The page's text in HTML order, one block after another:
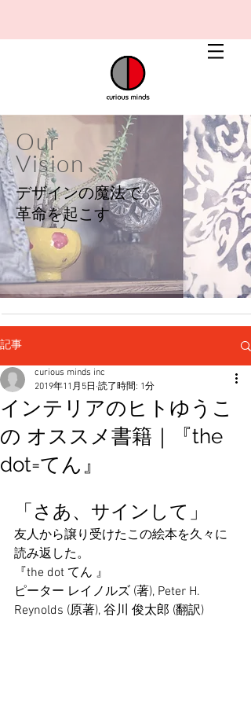
Our
Vision
デザインの魔法で
​革命を起こす
記事
インテリアのヒトゆうこ
の オススメ書籍｜『the
dot=てん』
curious minds inc
2019年11月5日 読了時間: 1分
「さあ、サインして」
友人から譲り受けたこの絵本を久々に
読み返した。
『the dot てん 』
ピーター レイノルズ (著), Peter H.
Reynolds (原著), 谷川 俊太郎 (翻訳)